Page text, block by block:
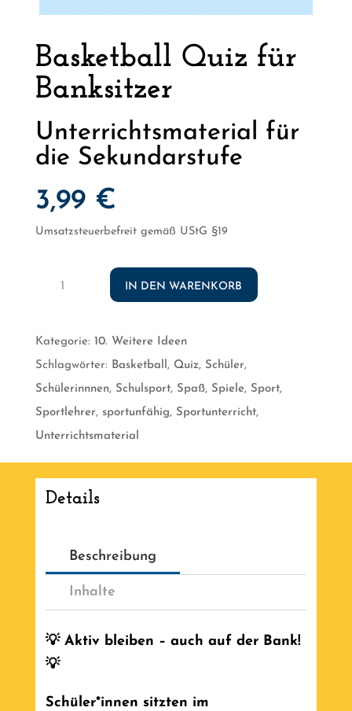
Basketball Quiz für
Banksitzer
Unterrichtsmaterial für
die Sekundarstufe
3,99 €
Umsatzsteuerbefreit gemäß UStG §19
Basketball
Banksitzer
[Digital]
Menge
IN DEN WARENKORB
Kategorie: 10. Weitere Ideen
Schlagwörter: Basketball, Quiz, Schüler,
Schülerinnnen, Schulsport, Spaß, Spiele, Sport,
Sportlehrer, sportunfähig, Sportunterricht,
Unterrichtsmaterial
Details
Beschreibung
Inhalte
💡 Aktiv bleiben – auch auf der Bank!
💡
Schüler*innen sitzten im